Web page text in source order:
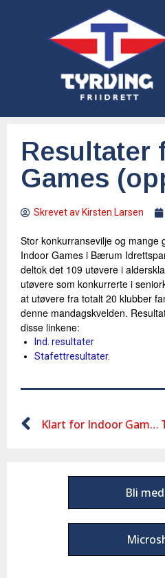
Resultater
Games
Skrevet av Kirsten Larsen
Stor konkurransevilje og mange
Indoor Games i Bærum
deltok det 109 utøvere i
utøvere som konkurrerte i
at utøvere fra totalt 20 klubber
denne mandagskvelden.
disse linkene:
Ind. resultater
Stafettresultater.
Klart for Indoor Games
Bli